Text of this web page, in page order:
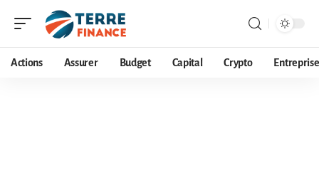
Actions Assurer Budget Capital Crypto Entreprise